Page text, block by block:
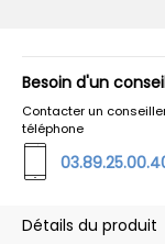
Besoin d'un
Contacter un
téléphone
Détails du produit